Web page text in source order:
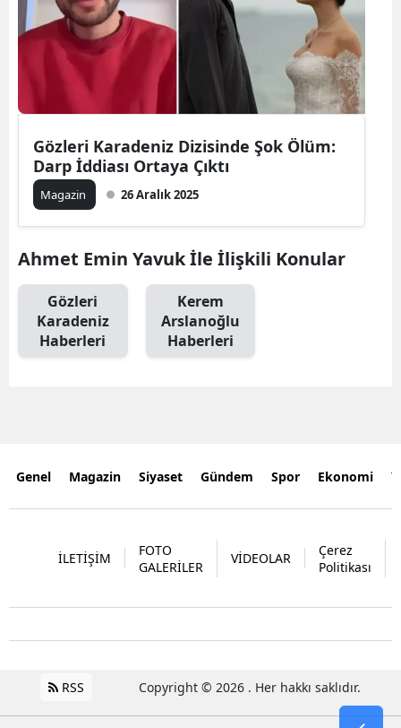
Gözleri Karadeniz Dizisinde Şok Ölüm:
Darp İddiası Ortaya Çıktı
Magazin 26 Aralık 2025
Ahmet Emin Yavuk İle İlişkili Konular
Gözleri
Karadeniz
Haberleri
Kerem
Arslanoğlu
Haberleri
Genel Magazin Siyaset Gündem Spor Ekonomi
İLETİŞİM
FOTO
GALERİLER
VİDEOLAR
Çerez
Politikası
RSS Copyright © 2026 . Her hakkı saklıdır.